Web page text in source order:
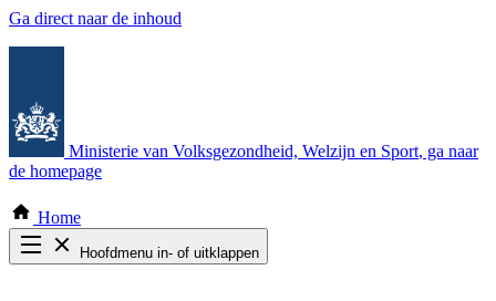
Ga direct naar de inhoud
Ministerie van Volksgezondheid, Welzijn en Sport, ga naar
de homepage
Home
Hoofdmenu in- of uitklappen